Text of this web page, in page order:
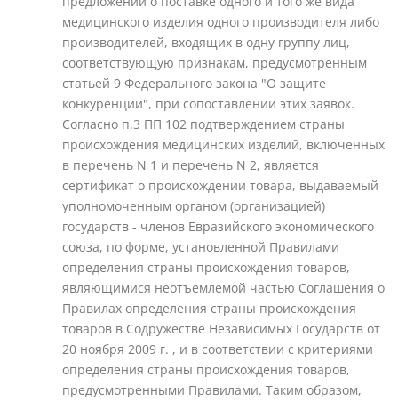
медицинского изделия одного производителя либо
производителей, входящих в одну группу лиц,
соответствующую признакам, предусмотренным
статьей 9 Федерального закона "О защите
конкуренции", при сопоставлении этих заявок.
Согласно п.3 ПП 102 подтверждением страны
происхождения медицинских изделий, включенных
в перечень N 1 и перечень N 2, является
сертификат о происхождении товара, выдаваемый
уполномоченным органом (организацией)
государств - членов Евразийского экономического
союза, по форме, установленной Правилами
определения страны происхождения товаров,
являющимися неотъемлемой частью Соглашения о
Правилах определения страны происхождения
товаров в Содружестве Независимых Государств от
20 ноября 2009 г. , и в соответствии с критериями
определения страны происхождения товаров,
предусмотренными Правилами. Таким образом,